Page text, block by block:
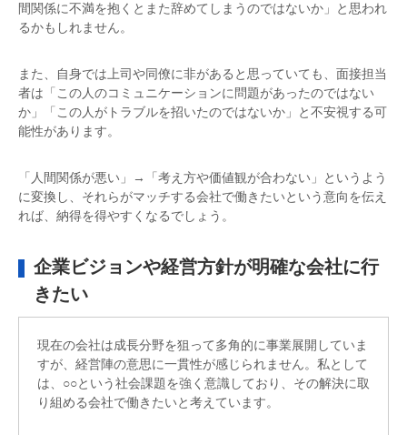
間関係に不満を抱くとまた辞めてしまうのではないか」と思われ
るかもしれません。
また、自身では上司や同僚に非があると思っていても、面接担当
者は「この人のコミュニケーションに問題があったのではない
か」「この人がトラブルを招いたのではないか」と不安視する可
能性があります。
「人間関係が悪い」→「考え方や価値観が合わない」というよう
に変換し、それらがマッチする会社で働きたいという意向を伝え
れば、納得を得やすくなるでしょう。
企業ビジョンや経営方針が明確な会社に行
きたい
現在の会社は成長分野を狙って多角的に事業展開していま
すが、経営陣の意思に一貫性が感じられません。私として
は、○○という社会課題を強く意識しており、その解決に取
り組める会社で働きたいと考えています。